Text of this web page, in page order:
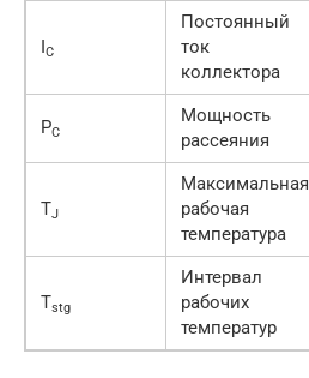
IC
Постоянный
ток
коллектора
PC
Мощность
рассеяния
TJ
Максимальная
рабочая
температура
Tstg
Интервал
рабочих
температур